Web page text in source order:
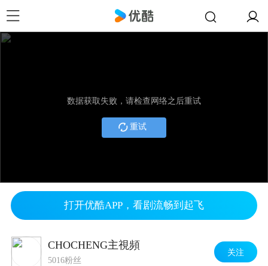
数据获取失败，请检查网络之后重试
重试
打开优酷APP，看剧流畅到起飞
CHOCHENG主視頻
5016粉丝
关注